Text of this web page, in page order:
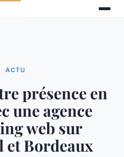
ACTU
présence en
une agence
web sur
et Bordeaux